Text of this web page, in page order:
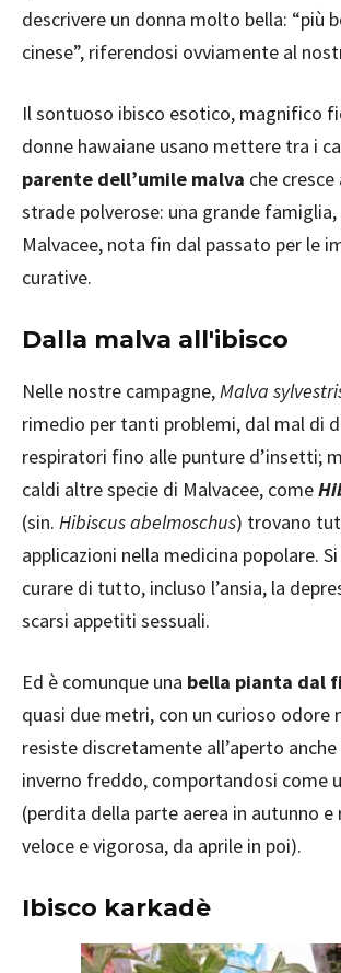
descrivere un donna molto bella: “più
cinese”, riferendosi ovviamente al
Il sontuoso ibisco esotico, magnifico
donne hawaiane usano mettere tra i
parente dell’umile malva che
strade polverose: una grande
Malvacee, nota fin dal passato per le
curative.
Dalla malva all'ibisco
Nelle nostre campagne,Malva
rimedio per tanti problemi, dal mal di
respiratori fino alle punture d’insetti;
caldi altre specie di Malvacee, come
(sin. Hibiscus abelmoschus) trovano
applicazioni nella medicina popolare.
curare di tutto, incluso l’ansia, la
scarsi appetiti sessuali.
Ed è comunque una bella pianta dal
quasi due metri, con un curioso odore
resiste discretamente all’aperto anche
inverno freddo, comportandosi come
(perdita della parte aerea in autunno
veloce e vigorosa, da aprile in poi).
Ibisco karkadè